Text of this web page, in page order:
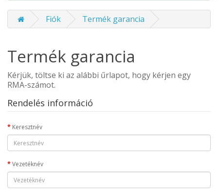
Fiók Termék garancia
Termék garancia
Kérjük, töltse ki az alábbi űrlapot, hogy kérjen egy
RMA-számot.
Rendelés információ
Keresztnév
Vezetéknév